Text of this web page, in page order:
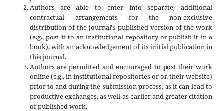
Authors are able to enter into separate, additional
contractual arrangements for the non-exclusive
distribution of the journal's published version of the work
(e.g., post it to an institutional repository or publish it in a
book), with an acknowledgement of its initial publication in
this journal.
Authors are permitted and encouraged to post their work
online (e.g., in institutional repositories or on their website)
prior to and during the submission process, as it can lead to
productive exchanges, as well as earlier and greater citation
of published work.